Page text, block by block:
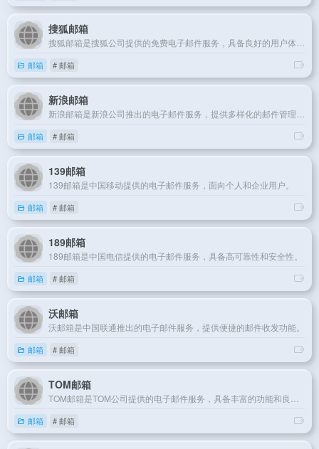
搜狐邮箱
邮箱 # 邮箱
新浪邮箱
邮箱 # 邮箱
139邮箱
139邮箱是中国移动提供的电子邮件服务，面向个人和企业用户。
邮箱 # 邮箱
189邮箱
189邮箱是中国电信提供的电子邮件服务，具备高可靠性和安全性。
邮箱 # 邮箱
沃邮箱
沃邮箱是中国联通推出的电子邮件服务，提供便捷的邮件收发功能。
邮箱 # 邮箱
TOM邮箱
邮箱 # 邮箱